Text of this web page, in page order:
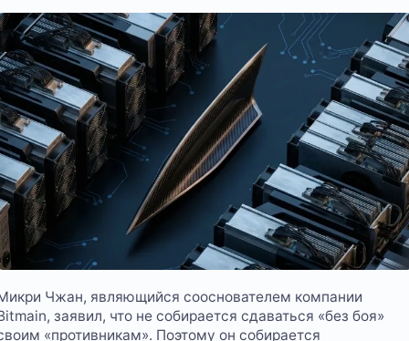
Чжан, являющийся сооснователем компании
заявил, что не собирается сдаваться «без боя»
«противникам». Поэтому он собирается